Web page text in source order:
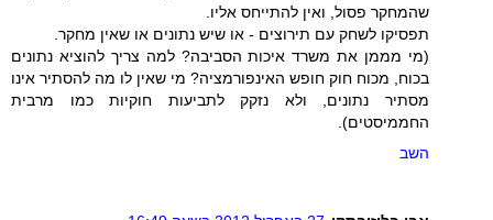
שהמחקר פסול, ואין להתייחס אליו.
תפסיקו לשחק עם תירוצים - או שיש נתונים או שאין מחקר.
(מי מממן את משרד איכות הסביבה? למה צריך להוציא נתונים
בכוח, מכוח חוק חופש האינפורמציה? מי שאין לו מה להסתיר אינו
מסתיר נתונים, ולא נזקק לתביעות חוקיות כמו מרבית
החממיסטים).
השב